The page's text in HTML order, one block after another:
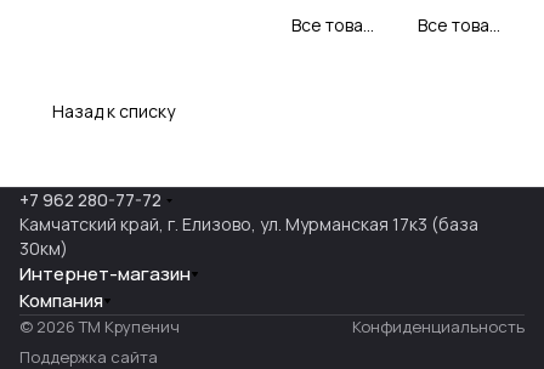
Все товары Костровок Все товары категории
Назад к списку
+7 962 280-77-72
Камчатский край, г. Елизово, ул. Мурманская 17к3 (база
30км)
Интернет-магазин
Компания
© 2026 ТМ Крупенич
Конфиденциальность
Поддержка сайта